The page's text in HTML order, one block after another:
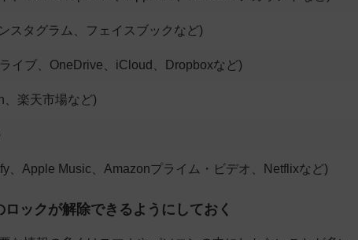
スタグラム、フェイスブックなど)
イブ、OneDrive、iCloud、Dropboxなど)
、楽天市場など)
、Apple Music、Amazonプライム・ビデオ、Netflixなど)
ックが解除できるようにしておく